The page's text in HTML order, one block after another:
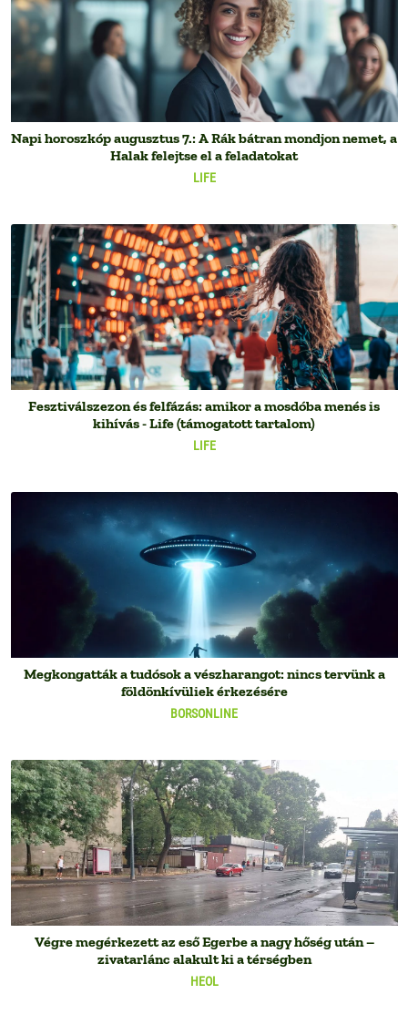
LIFE
Napi horoszkóp augusztus 7.: A Rák bátran mondjon nemet, a
Halak felejtse el a feladatokat
LIFE
Fesztiválszezon és felfázás: amikor a mosdóba menés is
kihívás - Life (támogatott tartalom)
BORSONLINE
Megkongatták a tudósok a vészharangot: nincs tervünk a
földönkívüliek érkezésére
HEOL
Végre megérkezett az eső Egerbe a nagy hőség után –
zivatarlánc alakult ki a térségben